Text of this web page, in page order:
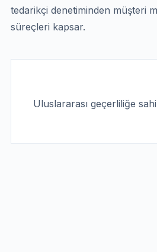
tedarikçi denetiminden müşteri
süreçleri kapsar.
Uluslararası geçerliliğe